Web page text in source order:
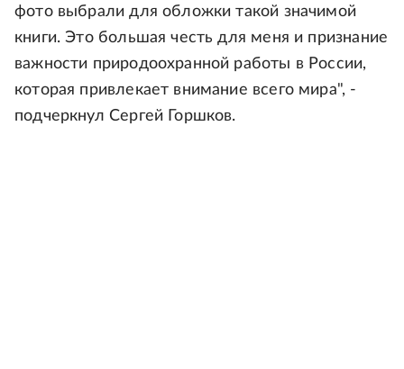
фото выбрали для обложки такой значимой
книги. Это большая честь для меня и признание
важности природоохранной работы в России,
которая привлекает внимание всего мира", -
подчеркнул Сергей Горшков.